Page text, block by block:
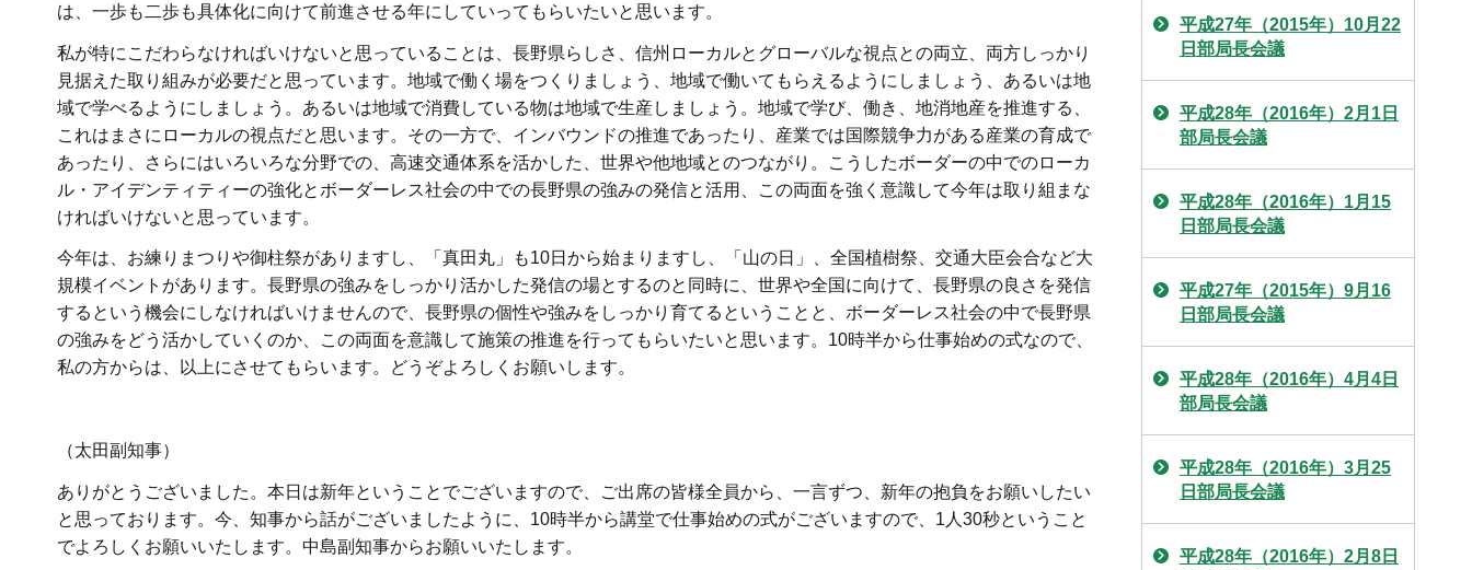
は、一歩も二歩も具体化に向けて前進させる年にしていってもらいたいと思います。
私が特にこだわらなければいけないと思っていることは、長野県らしさ、信州ローカルとグローバルな視点との両立、両方しっかり
見据えた取り組みが必要だと思っています。地域で働く場をつくりましょう、地域で働いてもらえるようにしましょう、あるいは地
域で学べるようにしましょう。あるいは地域で消費している物は地域で生産しましょう。地域で学び、働き、地消地産を推進する、
これはまさにローカルの視点だと思います。その一方で、インバウンドの推進であったり、産業では国際競争力がある産業の育成で
あったり、さらにはいろいろな分野での、高速交通体系を活かした、世界や他地域とのつながり。こうしたボーダーの中でのローカ
ル・アイデンティティーの強化とボーダーレス社会の中での長野県の強みの発信と活用、この両面を強く意識して今年は取り組まな
ければいけないと思っています。
今年は、お練りまつりや御柱祭がありますし、「真田丸」も10日から始まりますし、「山の日」、全国植樹祭、交通大臣会合など大
規模イベントがあります。長野県の強みをしっかり活かした発信の場とするのと同時に、世界や全国に向けて、長野県の良さを発信
するという機会にしなければいけませんので、長野県の個性や強みをしっかり育てるということと、ボーダーレス社会の中で長野県
の強みをどう活かしていくのか、この両面を意識して施策の推進を行ってもらいたいと思います。10時半から仕事始めの式なので、
私の方からは、以上にさせてもらいます。どうぞよろしくお願いします。
（太田副知事）
ありがとうございました。本日は新年ということでございますので、ご出席の皆様全員から、一言ずつ、新年の抱負をお願いしたい
と思っております。今、知事から話がございましたように、10時半から講堂で仕事始めの式がございますので、1人30秒ということ
でよろしくお願いいたします。中島副知事からお願いいたします。
平成27年（2015年）10月22
日部局長会議
平成28年（2016年）2月1日
部局長会議
平成28年（2016年）1月15
日部局長会議
平成27年（2015年）9月16
日部局長会議
平成28年（2016年）4月4日
部局長会議
平成28年（2016年）3月25
日部局長会議
平成28年（2016年）2月8日